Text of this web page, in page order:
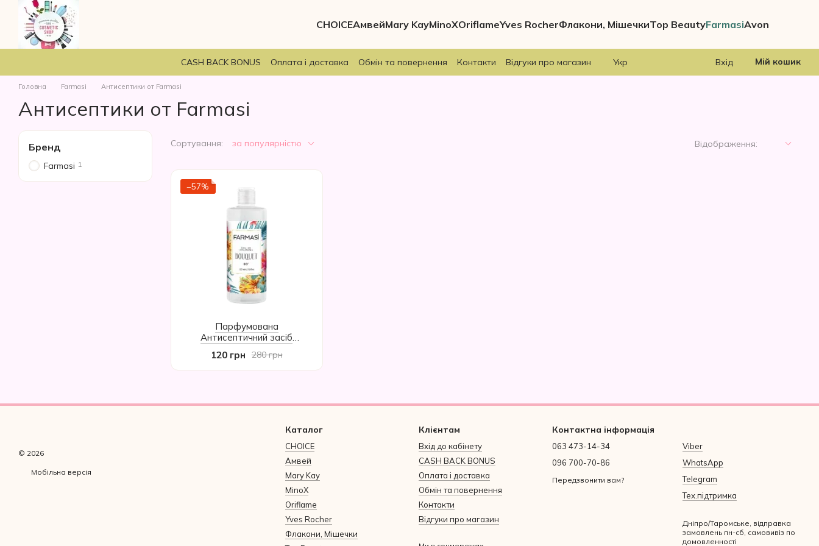
Перейти до основного контенту
CHOICEАмвейMary KayMinoXOriflameYves RocherФлакони, МішечкиTop BeautyFarmasiAvon
CASH BACK BONUS Оплата і доставка Обмін та повернення Контакти Відгуки про магазин Укр Вхід Мій кошик
Головна Farmasi Антисептики от Farmasi
Антисептики от Farmasi
Сортування: за популярністю Відображення:
−57%
Парфумована
Антисептичний засіб
280 грн
120 грн
Бренд
Farmasi 1
© 2026
Мобільна версія
Каталог
CHOICE
Амвей
Mary Kay
MinoX
Oriflame
Yves Rocher
Флакони, Мішечки
Клієнтам
Вхід до кабінету
CASH BACK BONUS
Оплата і доставка
Обмін та повернення
Контакти
Відгуки про магазин
Контактна інформація
063 473-14-34
096 700-70-86
Передзвонити вам?
Viber
WhatsApp
Telegram
Тех.підтримка
Дніпро/Таромське, відправка
замовлень пн-сб, самовивіз по
домовленності